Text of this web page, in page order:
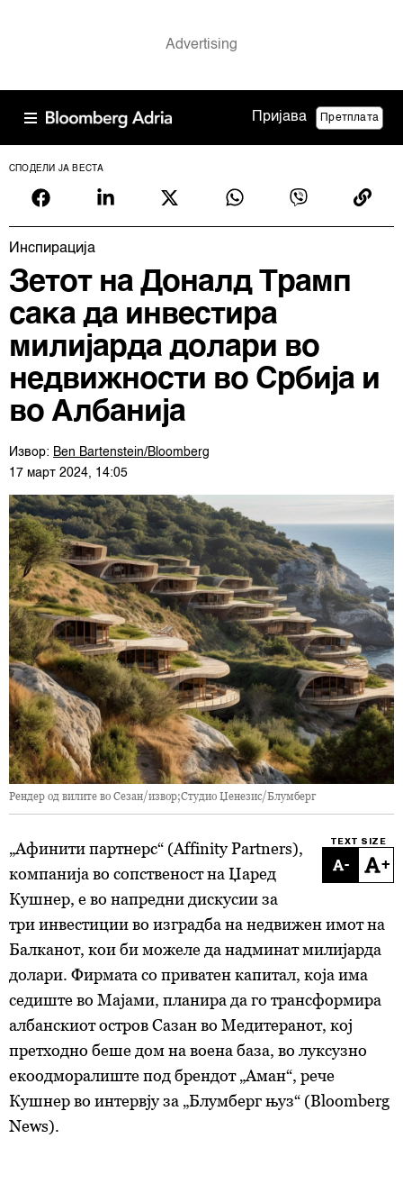
Пријава Претплата
СПОДЕЛИ ЈА ВЕСТА
Инспирација
Зетот на Доналд Трамп
сака да инвестира
милијарда долари во
недвижности во Србија и
во Албанија
Извор: Ben Bartenstein/Bloomberg
17 март 2024, 14:05
Рендер од вилите во Сезан/извор;Студио Џенезис/Блумберг
TEXT SIZE
- +
„Афинити партнерс“ (Affinity Partners),
компанија во сопственост на Џаред
Кушнер, е во напредни дискусии за
три инвестиции во изградба на недвижен имот на
Балканот, кои би можеле да надминат милијарда
долари. Фирмата со приватен капитал, која има
седиште во Мајами, планира да го трансформира
албанскиот остров Сазан во Медитеранот, кој
претходно беше дом на воена база, во луксузно
екоодморалиште под брендот „Аман“, рече
Кушнер во интервју за „Блумберг њуз“ (Bloomberg
News).